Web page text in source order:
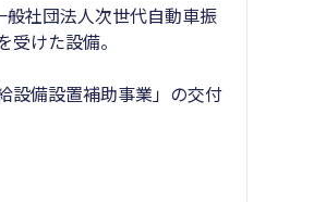
社団法人次世代自動車振
けた設備。
備設置補助事業」の交付